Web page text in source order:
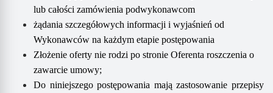
lub całości zamówienia podwykonawcom
żądania szczegółowych informacji i wyjaśnień od
Wykonawców na każdym etapie postępowania
Złożenie oferty nie rodzi po stronie Oferenta roszczenia o
zawarcie umowy;
Do niniejszego postępowania mają zastosowanie przepisy